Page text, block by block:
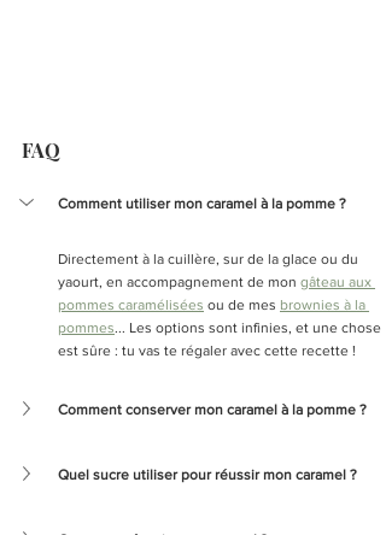
FAQ
Comment utiliser mon caramel à la pomme ?
Directement à la cuillère, sur de la glace ou du
yaourt, en accompagnement de mon gâteau aux
pommes caramélisées ou de mes brownies à la
pommes ... Les options sont infinies, et une chose
est sûre : tu vas te régaler avec cette recette !
Comment conserver mon caramel à la pomme ?
Quel sucre utiliser pour réussir mon caramel ?